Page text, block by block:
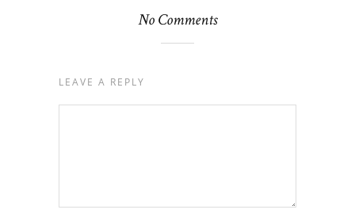
No Comments
LEAVE A REPLY